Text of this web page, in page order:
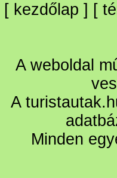
[ kezdőlap ] [
A weboldal
A
Minden